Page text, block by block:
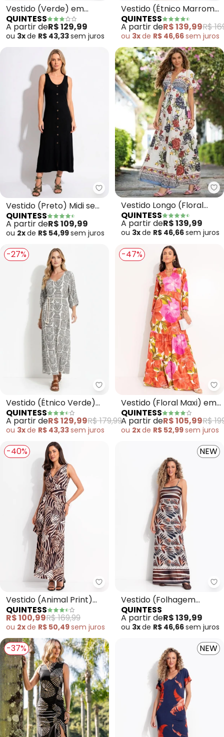
Vestido (Verde) em
Malha de Algodão
QUINTESS
A partir deR$ 129,99
ou 3xde R$ 43,33sem juros
Vestido (Étnico Marrom)
em Malha Fria
QUINTESS
A partir deR$ 139,99R$
ou 3xde R$ 46,66sem juros
Quintess - Vestido (Preto) Midi
Vestido (Preto) Midi sem
Mangas com Botões
QUINTESS
A partir deR$ 109,99
ou 2xde R$ 54,99sem juros
Vestido Longo (Floral
Étnico) com Decote
Profundo
QUINTESS
A partir deR$ 139,99
ou 3xde R$ 46,66sem juros
-27%
Quintess - Vestido (Étnico
Vestido (Étnico Verde)
em Malha de Viscose
QUINTESS
A partir deR$ 129,99R$ 179,99
ou 3xde R$ 43,33sem juros
-47%
Vestido (Floral Maxi) em
Malha Fria
QUINTESS
A partir deR$ 105,99R$
ou 2xde R$ 52,99sem juros
-40%
Quintess - Vestido (Animal
Vestido (Animal Print)
em Malha Fria
QUINTESS
R$ 100,99R$ 169,99
ou 2xde R$ 50,49sem juros
NEW
Vestido (Folhagem
Barrado) em Malha
Texturizada
QUINTESS
A partir deR$ 139,99
ou 3xde R$ 46,66sem juros
-37% NEW